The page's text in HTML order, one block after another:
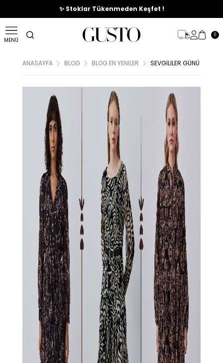
🎉%70'e Varan Büyük Yaz İndirim Başladı !
✨ Stoklar Tükenmeden Keşfet !
MENÜ
0
ANASAYFA BLOG BLOG EN YENİLER SEVGILILER GÜNÜ